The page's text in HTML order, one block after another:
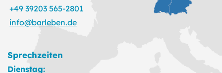
+49 39203 565-2801
info@barleben.de
Sprechzeiten
Dienstag: